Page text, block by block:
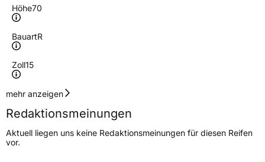
Höhe70
BauartR
Zoll15
Geschwindigkeitsindex
Höchstgeschwindigkeit
180 km/h
Lastindex112/110
mehr anzeigen
Redaktionsmeinungen
Aktuell liegen uns keine Redaktionsmeinungen für diesen Reifen
vor.